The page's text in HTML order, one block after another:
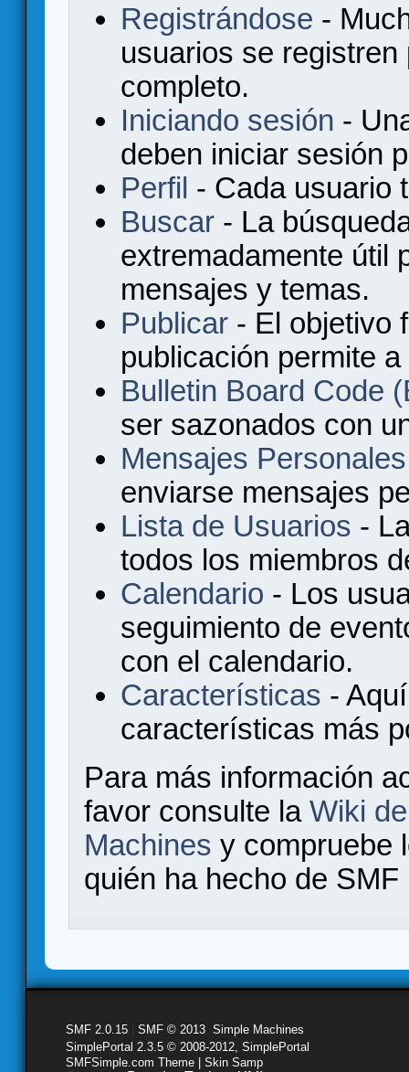
Registrándose -
usuarios se
completo.
Iniciando sesión -
deben iniciar sesión
Perfil - Cada usuario
Buscar - La
extremadamente útil
mensajes y temas.
Publicar - El objetivo
publicación permite
Bulletin Board Code
ser sazonados con
Mensajes Personales
enviarse mensajes
Lista de Usuarios -
todos los miembros
Calendario - Los
seguimiento de
con el calendario.
Características -
características más
Para más información
favor consulte la Wiki
Machines y compruebe
quién ha hecho de
SMF 2.0.15 SMF © 2013 Simple Machines
SimplePortal 2.3.5 © 2008-2012, SimplePortal
SMFSimple.com Theme | Skin Samp